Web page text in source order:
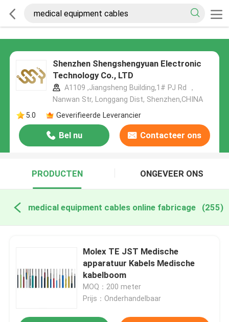
Shenzhen Shengshengyuan Electronic
Technology Co., LTD
A1109 ,Jiangsheng Building,1# PJ Rd ，
Nanwan Str, Longgang Dist, Shenzhen,CHINA
5.0
Geverifieerde Leverancier
Bel nu Contacteer ons
PRODUCTEN ONGEVEER ONS
medical equipment cables online fabricage (255)
Molex TE JST Medische
apparatuur Kabels Medische
kabelboom
MOQ：200 meter
Prijs：Onderhandelbaar